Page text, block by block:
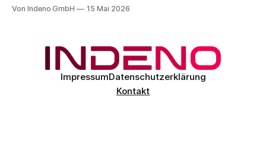
unauthentifizierten Angreifer, über eine speziell präparierte
Von Indeno GmbH 15 Mai 2026
ImpressumDatenschutzerklärung
Kontakt